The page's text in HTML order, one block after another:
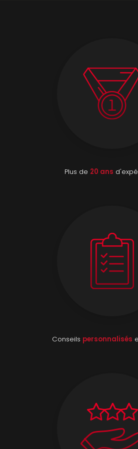
Plus de 20 ans
Conseils personnalisés